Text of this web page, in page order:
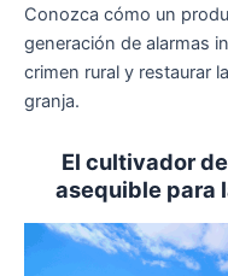
Conozca cómo un
generación de alarmas
crimen rural y restaurar
granja.
El cultivador
asequible para